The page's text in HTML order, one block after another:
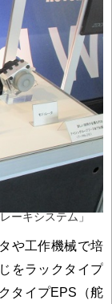
ーキシステム」
や工作機械で培
をラックタイプ
タイプEPS（舵